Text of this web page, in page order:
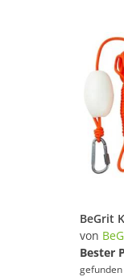
von
Bester
gefunden